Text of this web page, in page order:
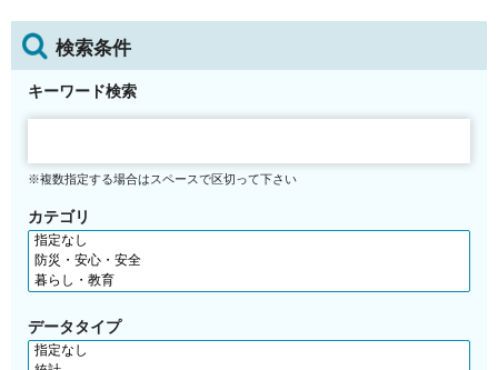
検索条件
キーワード検索
※複数指定する場合はスペースで区切って下さい
カテゴリ
データタイプ